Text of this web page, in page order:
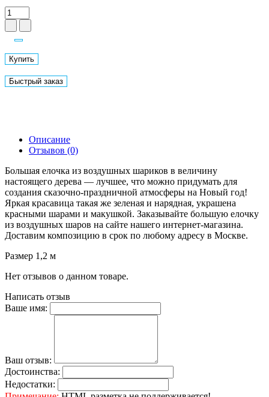
Купить
Быстрый заказ
Описание
Отзывов (0)
Большая елочка из воздушных шариков в величину
настоящего дерева — лучшее, что можно придумать для
создания сказочно-праздничной атмосферы на Новый год!
Яркая красавица такая же зеленая и нарядная, украшена
красными шарами и макушкой. Заказывайте большую елочку
из воздушных шаров на сайте нашего интернет-магазина.
Доставим композицию в срок по любому адресу в Москве.
Размер 1,2 м
Нет отзывов о данном товаре.
Написать отзыв
Ваше имя:
Ваш отзыв:
Достоинства:
Недостатки: